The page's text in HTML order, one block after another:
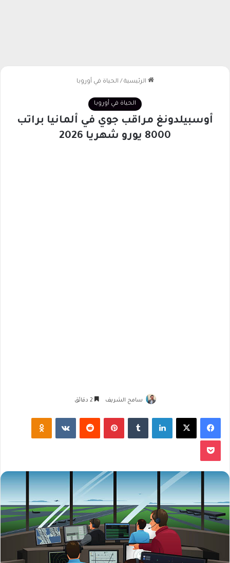
الرئيسية / الحياة في أوروبا
الحياة في أوروبا
أوسبيلدونغ مراقب جوي في ألمانيا براتب
8000 يورو شهريا 2026
سامح الشريف
فيسبوك لينكدإن بينتيريست